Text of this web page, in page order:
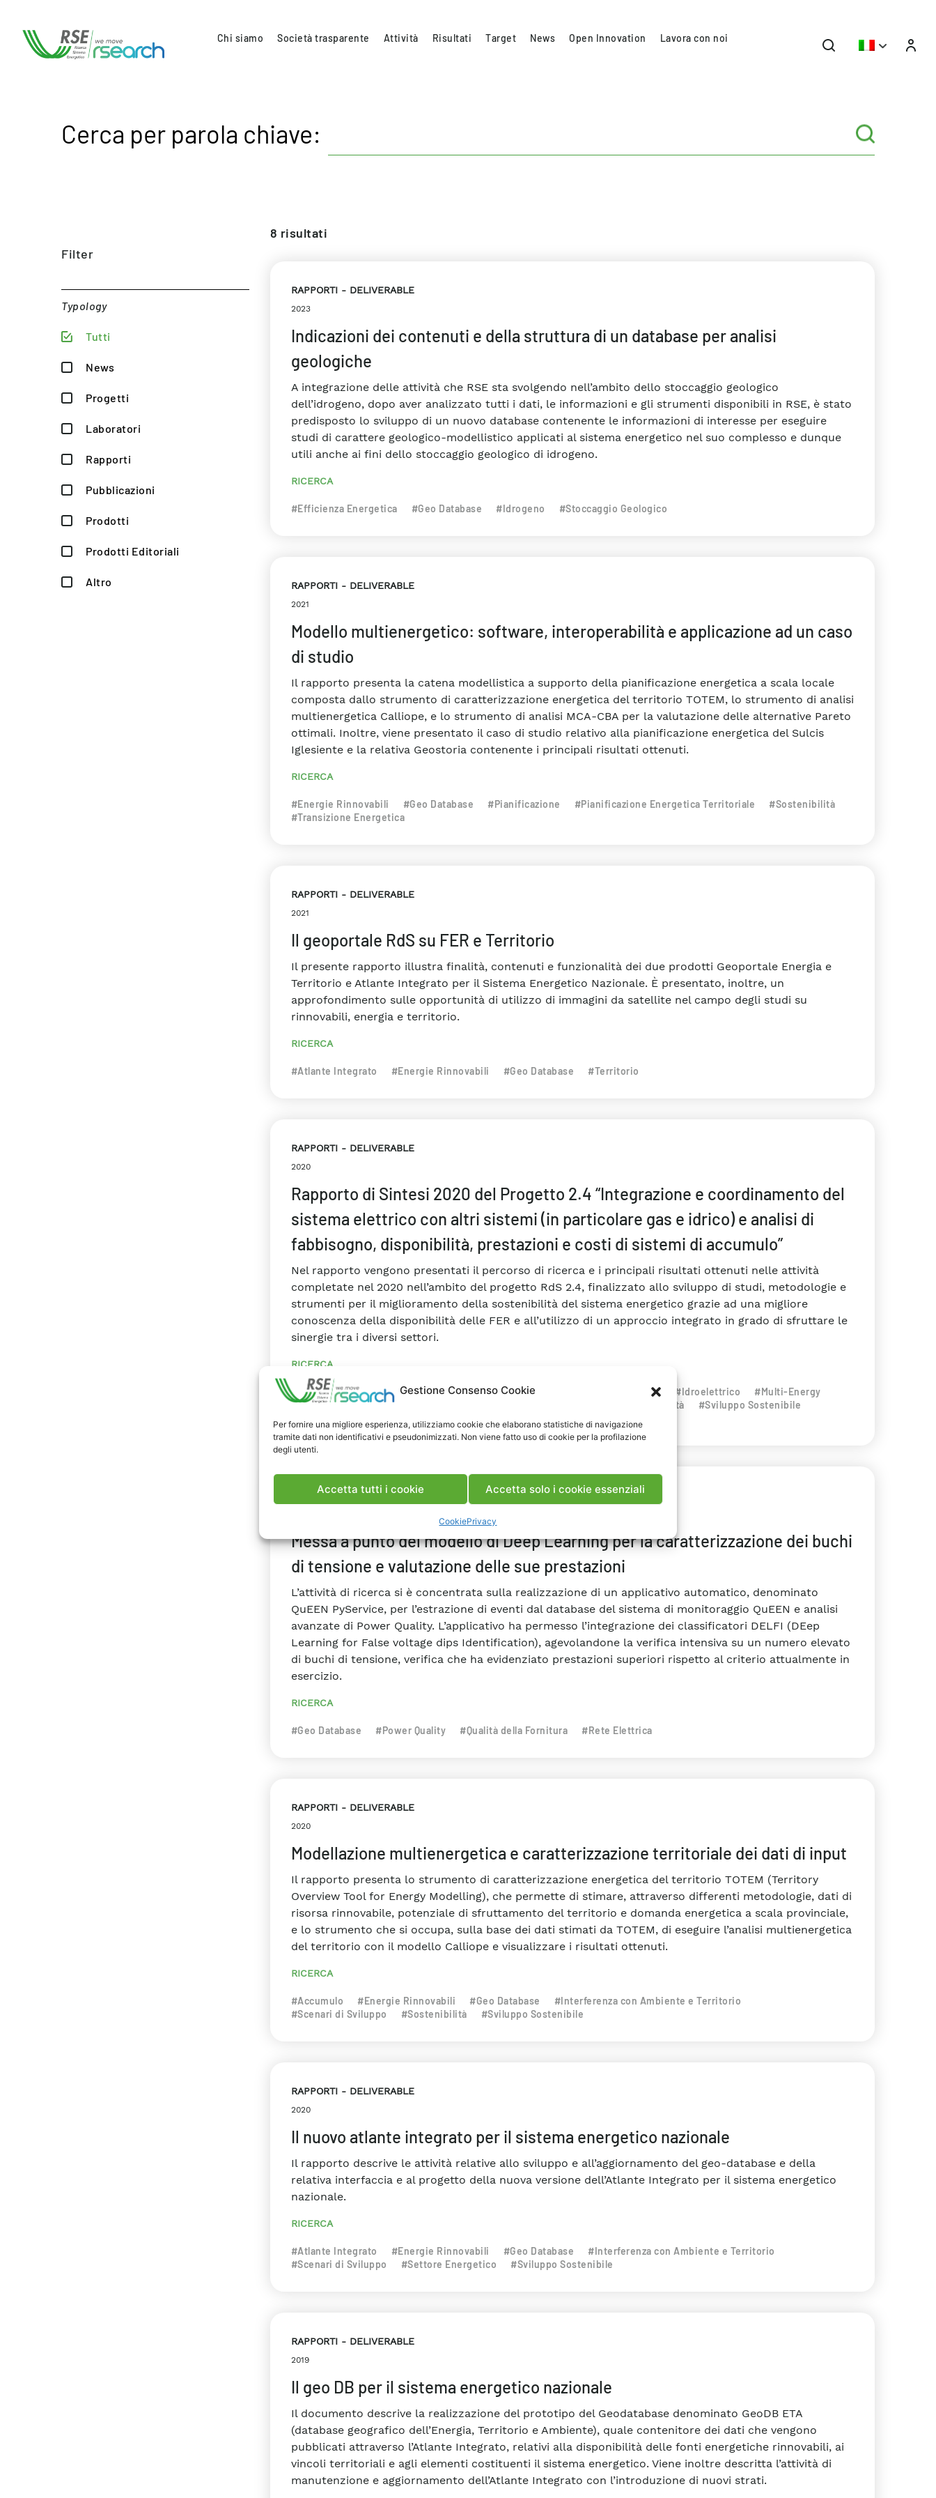
Gestione Consenso Cookie
Per fornire una migliore esperienza, utilizziamo cookie che elaborano statistiche di navigazione
tramite dati non identificativi e pseudonimizzati. Non viene fatto uso di cookie per la profilazione
degli utenti.
Accetta tutti i cookie Accetta solo i cookie essenziali
CookiePrivacy
Chi siamo Società trasparente Attività Risultati Target News Open Innovation Lavora con noi
Cerca per parola chiave:
Filter
Typology
Tutti
News
Progetti
Laboratori
Rapporti
Pubblicazioni
Prodotti
Prodotti Editoriali
Altro
8 risultati
RAPPORTI DELIVERABLE
2023
Indicazioni dei contenuti e della struttura di un database per analisi
geologiche
A integrazione delle attività che RSE sta svolgendo nell’ambito dello stoccaggio geologico
dell’idrogeno, dopo aver analizzato tutti i dati, le informazioni e gli strumenti disponibili in RSE, è stato
predisposto lo sviluppo di un nuovo database contenente le informazioni di interesse per eseguire
studi di carattere geologico-modellistico applicati al sistema energetico nel suo complesso e dunque
utili anche ai fini dello stoccaggio geologico di idrogeno.
RICERCA
#Efficienza Energetica #Geo Database #Idrogeno #Stoccaggio Geologico
RAPPORTI DELIVERABLE
2021
Modello multienergetico: software, interoperabilità e applicazione ad un caso
di studio
Il rapporto presenta la catena modellistica a supporto della pianificazione energetica a scala locale
composta dallo strumento di caratterizzazione energetica del territorio TOTEM, lo strumento di analisi
multienergetica Calliope, e lo strumento di analisi MCA-CBA per la valutazione delle alternative Pareto
ottimali. Inoltre, viene presentato il caso di studio relativo alla pianificazione energetica del Sulcis
Iglesiente e la relativa Geostoria contenente i principali risultati ottenuti.
RICERCA
#Energie Rinnovabili #Geo Database #Pianificazione #Pianificazione Energetica Territoriale
#Sostenibilità
#Transizione Energetica
RAPPORTI DELIVERABLE
2021
Il geoportale RdS su FER e Territorio
Il presente rapporto illustra finalità, contenuti e funzionalità dei due prodotti Geoportale Energia e
Territorio e Atlante Integrato per il Sistema Energetico Nazionale. È presentato, inoltre, un
approfondimento sulle opportunità di utilizzo di immagini da satellite nel campo degli studi su
rinnovabili, energia e territorio.
RICERCA
#Atlante Integrato #Energie Rinnovabili #Geo Database #Territorio
RAPPORTI DELIVERABLE
2020
Rapporto di Sintesi 2020 del Progetto 2.4 “Integrazione e coordinamento del
sistema elettrico con altri sistemi (in particolare gas e idrico) e analisi di
fabbisogno, disponibilità, prestazioni e costi di sistemi di accumulo”
Nel rapporto vengono presentati il percorso di ricerca e i principali risultati ottenuti nelle attività
completate nel 2020 nell’ambito del progetto RdS 2.4, finalizzato allo sviluppo di studi, metodologie e
strumenti per il miglioramento della sostenibilità del sistema energetico grazie ad una migliore
conoscenza della disponibilità delle FER e all’utilizzo di un approccio integrato in grado di sfruttare le
sinergie tra i diversi settori.
RICERCA
#Accumulo Elettrico #Energie Rinnovabili #Fotovoltaico #Geo Database #Idroelettrico
#Multi-Energy
#Scenari di Sviluppo
#Sostenibilità
#Sviluppo Sostenibile
RAPPORTI DELIVERABLE
Messa a punto del modello di Deep Learning per la caratterizzazione dei buchi
di tensione e valutazione delle sue prestazioni
L’attività di ricerca si è concentrata sulla realizzazione di un applicativo automatico, denominato
QuEEN PyService, per l’estrazione di eventi dal database del sistema di monitoraggio QuEEN e analisi
avanzate di Power Quality. L’applicativo ha permesso l’integrazione dei classificatori DELFI (DEep
Learning for False voltage dips Identification), agevolandone la verifica intensiva su un numero elevato
di buchi di tensione, verifica che ha evidenziato prestazioni superiori rispetto al criterio attualmente in
esercizio.
RICERCA
#Geo Database #Power Quality #Qualità della Fornitura #Rete Elettrica
RAPPORTI DELIVERABLE
2020
Modellazione multienergetica e caratterizzazione territoriale dei dati di input
Il rapporto presenta lo strumento di caratterizzazione energetica del territorio TOTEM (Territory
Overview Tool for Energy Modelling), che permette di stimare, attraverso differenti metodologie, dati di
risorsa rinnovabile, potenziale di sfruttamento del territorio e domanda energetica a scala provinciale,
e lo strumento che si occupa, sulla base dei dati stimati da TOTEM, di eseguire l’analisi multienergetica
del territorio con il modello Calliope e visualizzare i risultati ottenuti.
RICERCA
#Accumulo #Energie Rinnovabili #Geo Database
#Interferenza con Ambiente e Territorio
#Scenari di Sviluppo
#Sostenibilità #Sviluppo Sostenibile
RAPPORTI DELIVERABLE
2020
Il nuovo atlante integrato per il sistema energetico nazionale
Il rapporto descrive le attività relative allo sviluppo e all’aggiornamento del geo-database e della
relativa interfaccia e al progetto della nuova versione dell’Atlante Integrato per il sistema energetico
nazionale.
RICERCA
#Atlante Integrato #Energie Rinnovabili #Geo Database
#Interferenza con Ambiente e Territorio
#Scenari di Sviluppo
#Settore Energetico #Sviluppo Sostenibile
RAPPORTI DELIVERABLE
2019
Il geo DB per il sistema energetico nazionale
Il documento descrive la realizzazione del prototipo del Geodatabase denominato GeoDB ETA
(database geografico dell’Energia, Territorio e Ambiente), quale contenitore dei dati che vengono
pubblicati attraverso l’Atlante Integrato, relativi alla disponibilità delle fonti energetiche rinnovabili, ai
vincoli territoriali e agli elementi costituenti il sistema energetico. Viene inoltre descritta l’attività di
manutenzione e aggiornamento dell’Atlante Integrato con l’introduzione di nuovi strati.